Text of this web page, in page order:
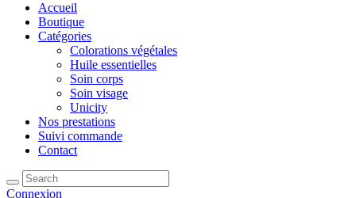
Accueil
Boutique
Catégories
Colorations végétales
Huile essentielles
Soin corps
Soin visage
Unicity
Nos prestations
Suivi commande
Contact
Connexion